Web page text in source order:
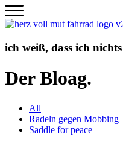
Zum
Inhalt
wechseln
ich weiß, dass ich
Der Bloag.
All
Radeln gegen Mobbing
Saddle for peace